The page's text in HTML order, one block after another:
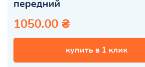
передний
1050.00 ₴
купить в 1 клик